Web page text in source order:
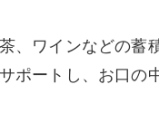
、ワインなどの蓄
ポートし、お口